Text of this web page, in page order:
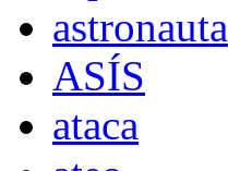
astronauta
ASÍS
ataca